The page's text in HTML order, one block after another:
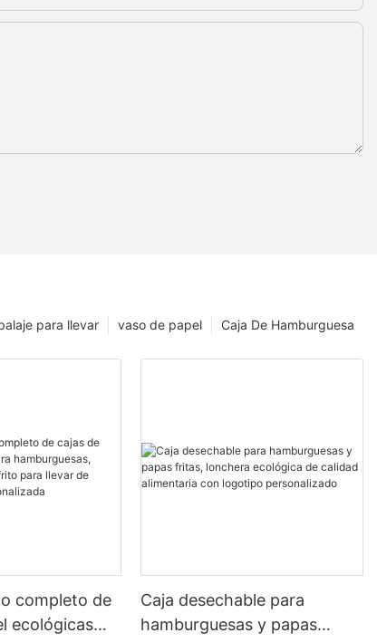
Caja De Hamburguesa
vaso de papel
para llevar
completo de
ecológicas
Caja desechable para
hamburguesas y papas